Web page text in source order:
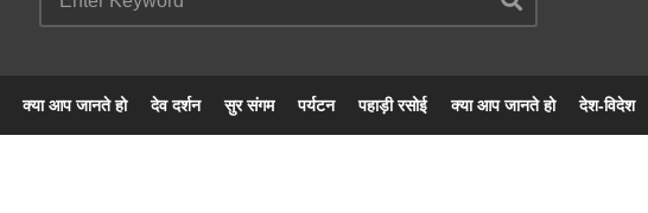
क्या आप जानते हो देव दर्शन सुर संगम पर्यटन पहाड़ी रसोई क्या आप जानते हो देश-विदेश